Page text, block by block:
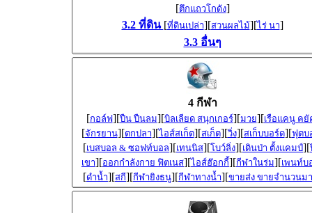
[ตึกแถวโกดัง]
3.2 ที่ดิน [ที่ดินเปล่า][สวนผลไม้][ไร่ นา]
3.3 อื่นๆ
4 กีฬา
[กอล์ฟ][ปืน ปืนลม][บิลเลียด สนุกเกอร์][มวย][เรือแคนู คยั
[จักรยาน][ตกปลา][ไอส์สเก็ต][สเก็ต][วิ่ง][สเก็บบอร์ด][ฟุตบ
[เบสบอล & ซอฟท์บอล][เทนนิส][โบว์ลิ่ง][เดินป่า ตั้งแคมป์][
เขา][ออกกำลังกาย ฟิตเนส][ไอส์ฮ๊อกกี้][กีฬาในร่ม][เพนท์บ
[ดำน้ำ][สกี][กีฬายิงธนู][กีฬาทางน้ำ][ขายส่ง ขายจำนวนม